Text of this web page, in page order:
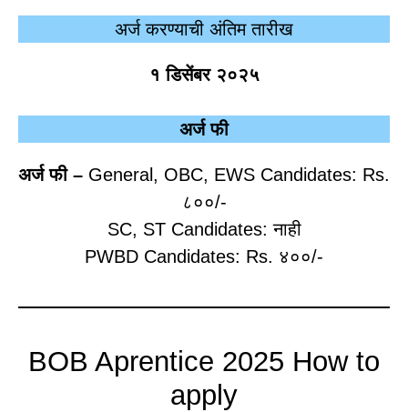
अर्ज करण्याची अंतिम तारीख
१ डिसेंबर २०२५
अर्ज फी
अर्ज फी – General, OBC, EWS Candidates: Rs.
८००/-
SC, ST Candidates: नाही
PWBD Candidates: Rs. ४००/-
BOB Aprentice 2025 How to
apply